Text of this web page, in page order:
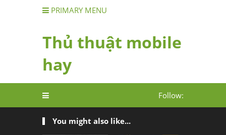
PRIMARY MENU
Thủ thuật mobile
hay
Follow:
You might also like...